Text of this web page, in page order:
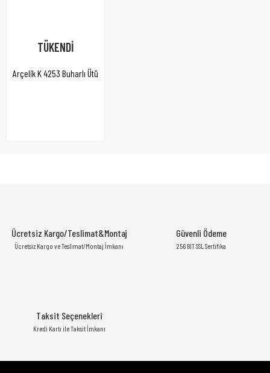
TÜKENDİ
Arçelik K 4253 Buharlı Ütü
Ücretsiz Kargo/Teslimat&Montaj
Ücretsiz Kargo ve Teslimat/Montaj İmkanı
Güvenli Ödeme
256 BIT SSL Sertifika
Taksit Seçenekleri
Kredi Kartı ile Taksit İmkanı